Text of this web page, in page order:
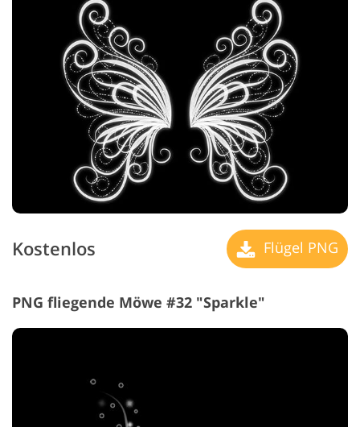
Kostenlos Flügel PNG
PNG fliegende Möwe #32 "Sparkle"